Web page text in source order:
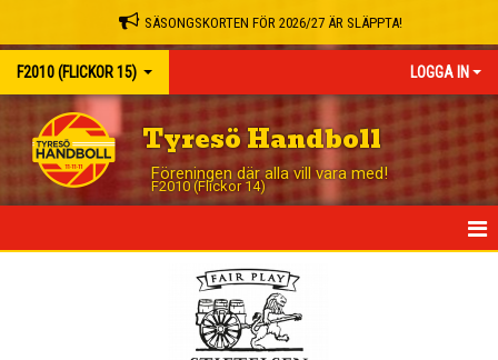
SÄSONGSKORTEN FÖR 2026/27 ÄR SLÄPPTA!
F2010 (FLICKOR 15) LOGGA IN
Tyresö Handboll
Föreningen där alla vill vara med!
F2010 (Flickor 14)